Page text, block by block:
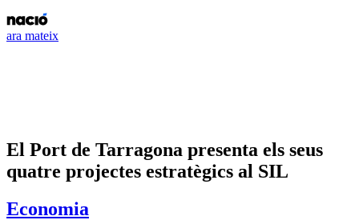
ara mateix
El Port de Tarragona presenta els seus
quatre projectes estratègics al SIL
Economia